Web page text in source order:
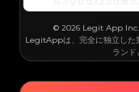
© 2026 Legit App
LegitAppは、完全に独立した
ランド